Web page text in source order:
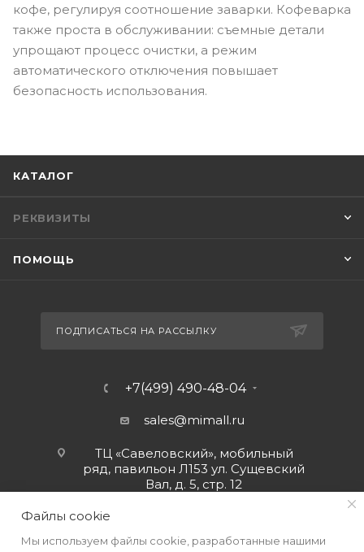
кофе, регулируя соотношение заварки. Кофеварка
также проста в обслуживании: съемные детали
упрощают процесс очистки, а режим
автоматического отключения повышает
безопасность использования.
КАТАЛОГ
РЕКВИЗИТЫ
ПОМОЩЬ
ПОДПИСАТЬСЯ НА РАССЫЛКУ
+7(499) 490-48-04
sales@mimall.ru
ТЦ «Савеловский», мобильный
ряд, павильон Л153 ул. Сущевский
Вал, д. 5, стр. 12
Файлы cookie
Мы используем файлы cookie, разработанные нашими